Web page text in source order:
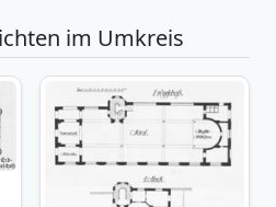
im Umkreis